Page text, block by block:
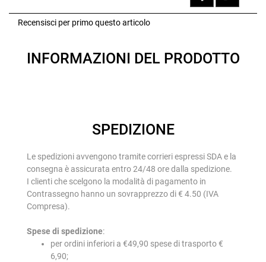
Recensisci per primo questo articolo
INFORMAZIONI DEL PRODOTTO
SPEDIZIONE
Le spedizioni avvengono tramite corrieri espressi SDA e la
consegna è assicurata entro 24/48 ore dalla spedizione.
I clienti che scelgono la modalità di pagamento in
Contrassegno hanno un sovrapprezzo di € 4.50 (IVA
Compresa).
Spese di spedizione:
per ordini inferiori a €49,90 spese di trasporto €
6,90;